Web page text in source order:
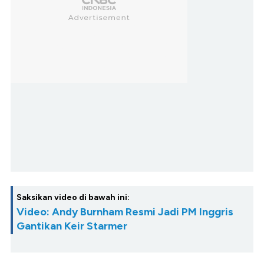
Saksikan video di bawah ini:
Video: Andy Burnham Resmi Jadi PM Inggris
Gantikan Keir Starmer